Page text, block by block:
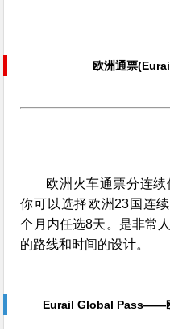
欧洲通票
欧洲火车通票分连
你可以选择欧洲23国连
个月内任选8天。是非常
的路线和时间的设计。
Eurail Global Pass——